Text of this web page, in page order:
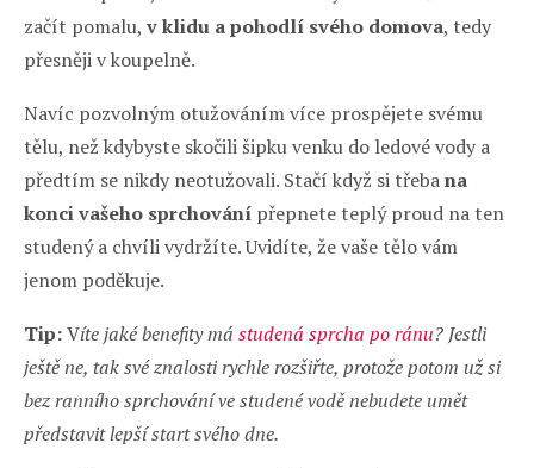
začít pomalu, v klidu a pohodlí svého domova, tedy
přesněji v koupelně.
Navíc pozvolným otužováním více prospějete svému
tělu, než kdybyste skočili šipku venku do ledové vody a
předtím se nikdy neotužovali. Stačí když si třebana
konci vašeho sprchování přepnete teplý proud na ten
studený a chvíli vydržíte. Uvidíte, že vaše tělo vám
jenom poděkuje.
Tip:Víte jaké benefity má studená sprcha po ránu? Jestli
ještě ne, tak své znalosti rychle rozšiřte, protože potom už si
bez ranního sprchování ve studené vodě nebudete umět
představit lepší start svého dne.